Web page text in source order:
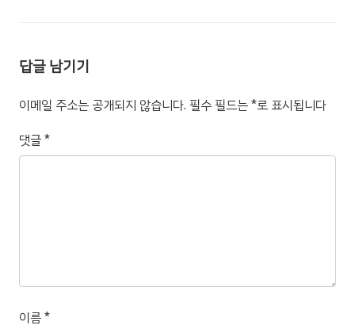
답글 남기기
이메일 주소는 공개되지 않습니다. 필수 필드는*로 표시됩니다
댓글*
이름*